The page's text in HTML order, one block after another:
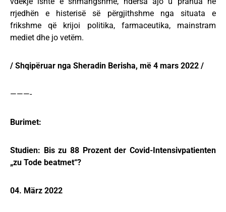
rrjedhën e histerisë së përgjithshme nga situata e
frikshme që krijoi politika, farmaceutika, mainstram
mediet dhe jo vetëm.
/ Shqipëruar nga Sheradin Berisha, më 4 mars 2022 /
———-
Burimet:
Studien: Bis zu 88 Prozent der Covid-Intensivpatienten
„zu Tode beatmet“?
04. März 2022